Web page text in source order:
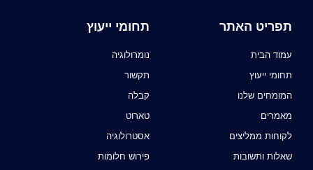
תפריט האתר
עמוד הבית
תחומי ייעוץ
המומחים שלנו
מאמרים
לקוחות ממליצים
שאלות ותשובות
תחומי ייעוץ
נומרולוגיה
תקשור
קבלה
טארוט
אסטרולוגיה
פירוש חלומות